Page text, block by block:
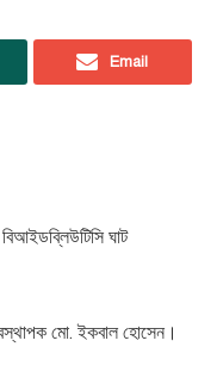
Email
ঘাট
মো. ইকবাল হোসেন।